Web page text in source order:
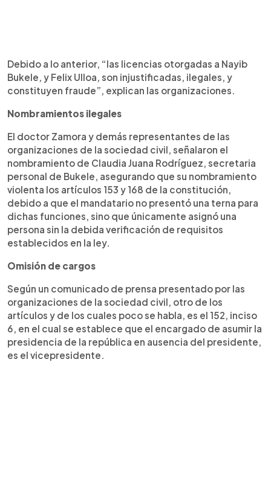
Debido a lo anterior, “las licencias otorgadas a Nayib
Bukele, y Felix Ulloa, son injustificadas, ilegales, y
constituyen fraude”, explican las organizaciones.
Nombramientos ilegales
El doctor Zamora y demás representantes de las
organizaciones de la sociedad civil, señalaron el
nombramiento de Claudia Juana Rodríguez, secretaria
personal de Bukele, asegurando que su nombramiento
violenta los artículos 153 y 168 de la constitución,
debido a que el mandatario no presentó una terna para
dichas funciones, sino que únicamente asignó una
persona sin la debida verificación de requisitos
establecidos en la ley.
Omisión de cargos
Según un comunicado de prensa presentado por las
organizaciones de la sociedad civil, otro de los
artículos y de los cuales poco se habla, es el 152, inciso
6, en el cual se establece que el encargado de asumir la
presidencia de la república en ausencia del presidente,
es el vicepresidente.